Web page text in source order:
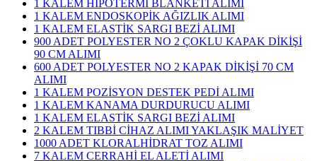
1 KALEM HİPOTERMİ BLANKETİ ALIMI
1 KALEM ENDOSKOPİK AĞIZLIK ALIMI
1 KALEM ELASTİK SARGI BEZİ ALIMI
900 ADET POLYESTER NO 2 ÇOKLU KAPAK DİKİŞİ
90 CM ALIMI
600 ADET POLYESTER NO 2 KAPAK DİKİŞİ 70 CM
ALIMI
1 KALEM POZİSYON DESTEK PEDİ ALIMI
1 KALEM KANAMA DURDURUCU ALIMI
1 KALEM ELASTİK SARGI BEZİ ALIMI
2 KALEM TIBBİ CİHAZ ALIMI YAKLAŞIK MALİYET
1000 ADET KLORALHİDRAT TOZ ALIMI
7 KALEM CERRAHİ EL ALETİ ALIMI